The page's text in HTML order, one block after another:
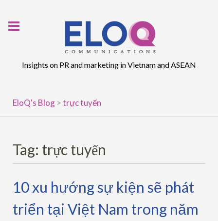
Insights on PR and marketing in Vietnam and ASEAN
EloQ's Blog >trực tuyến
Tag: trực tuyến
10 xu hướng sự kiện sẽ phát
triển tại Việt Nam trong năm